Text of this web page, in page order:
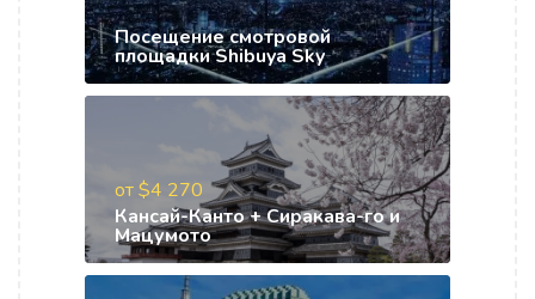
Посещение смотровой
площадки Shibuya Sky
от $4 270
Кансай-Канто + Сиракава-го и
Мацумото